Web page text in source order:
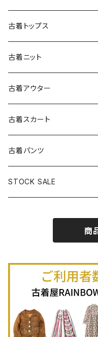
古着半袖ワンピース
古着ノースリーブワンピース
古着キャミソールワンピース
古着ベアトップワンピース
古着オールインワン
古着オーバーオール
古着長袖シャツ・ブラウス
古着半袖シャツ・ブラウス
古着ノースリーブシャツ・ブ
古着トップス
古着スウェット&パーカー
古着スウェット
古着パーカー
古着プルオーバー
古着長袖プルオーバー
古着半袖プルオーバー
古着Ｔシャツ
古着長袖Ｔシャツ
古着半袖Ｔシャツ
古着ベスト
古着キャミソール
古着ポロシャツ
古着長袖ポロシャツ
古着スウェット
古着パーカー
古着ニット
古着セーター
古着カーディガン
古着半袖ニット
古着ニットアウター
古着アウター
古着ライトジャケット
古着ライトコート
古着ヘビージャケット
古着羽織り
古着スカート
古着ロング丈スカート (丈
古着膝丈スカート (丈56-
古着ミニ丈スカート (丈
古着パンツ
古着ロング丈パンツ
STOCK SALE
Autumn / Winter
商